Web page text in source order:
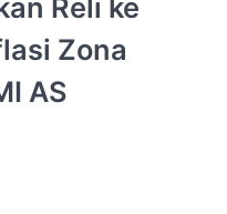
Reli ke
Zona
AS